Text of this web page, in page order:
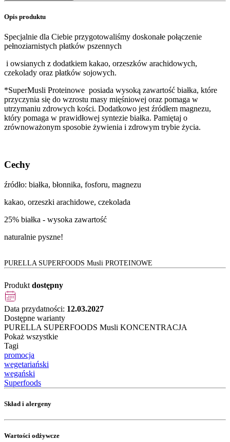
Opis produktu
Specjalnie dla Ciebie przygotowaliśmy doskonałe połączenie
pełnoziarnistych płatków pszennych
i owsianych z dodatkiem kakao, orzeszków arachidowych,
czekolady oraz płatków sojowych.
*SuperMusli Proteinowe posiada wysoką zawartość białka, które
przyczynia się do wzrostu masy mięśniowej oraz pomaga w
utrzymaniu zdrowych kości. Dodatkowo jest źródłem magnezu,
który pomaga w prawidłowej syntezie białka. Pamiętaj o
zrównoważonym sposobie żywienia i zdrowym trybie życia.
Cechy
źródło: białka, błonnika, fosforu, magnezu
kakao, orzeszki arachidowe, czekolada
25% białka - wysoka zawartość
naturalnie pyszne!
PURELLA SUPERFOODS Musli PROTEINOWE
Produkt dostępny
Data przydatności: 12.03.2027
Dostępne warianty
PURELLA SUPERFOODS Musli KONCENTRACJA
Pokaż wszystkie
Tagi
promocja
wegetariański
wegański
Superfoods
Skład i alergeny
Wartości odżywcze